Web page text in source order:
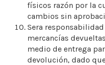
físicos razón por la
cambios sin
Sera
mercancías
medio de entrega
devolución, dado